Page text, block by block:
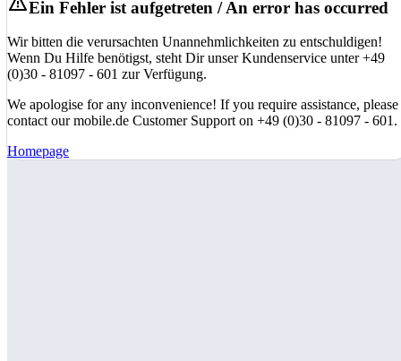
Ein Fehler ist aufgetreten / An error has occurred
Wir bitten die verursachten Unannehmlichkeiten zu entschuldigen!
Wenn Du Hilfe benötigst, steht Dir unser Kundenservice unter +49
(0)30 - 81097 - 601 zur Verfügung.
We apologise for any inconvenience! If you require assistance, please
contact our mobile.de Customer Support on +49 (0)30 - 81097 - 601.
Homepage